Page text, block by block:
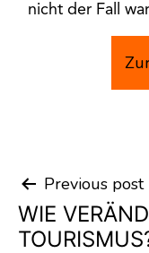
nicht der Fall
Post
Previous post
WIE